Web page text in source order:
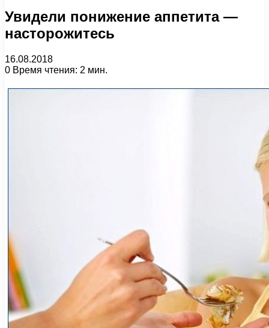
Увидели понижение аппетита —
насторожитесь
16.08.2018
0 Время чтения: 2 мин.